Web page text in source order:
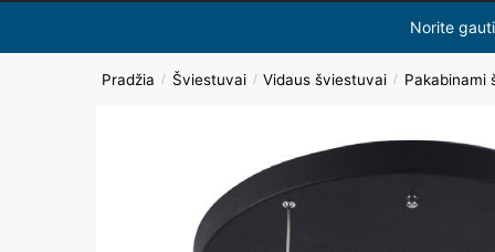
Norite
Pradžia / Šviestuvai / Vidaus šviestuvai / Pakabinami